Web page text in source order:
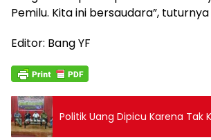
Pemilu. Kita ini bersaudara”, tuturnya
Editor: Bang YF
Politik Uang Dipicu Karena Tak